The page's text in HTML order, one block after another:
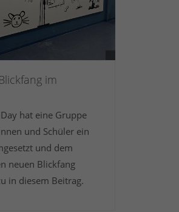
im
hat eine Gruppe
und Schüler ein
und dem
neuen Blickfang
in diesem Beitrag.